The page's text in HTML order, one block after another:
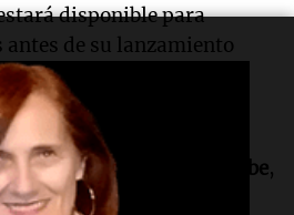
disponible para
de su lanzamiento
1 de noviembre.
la visión de Gaudí
expresó Rok Žgalin Kobe,
Lego, al presentar el